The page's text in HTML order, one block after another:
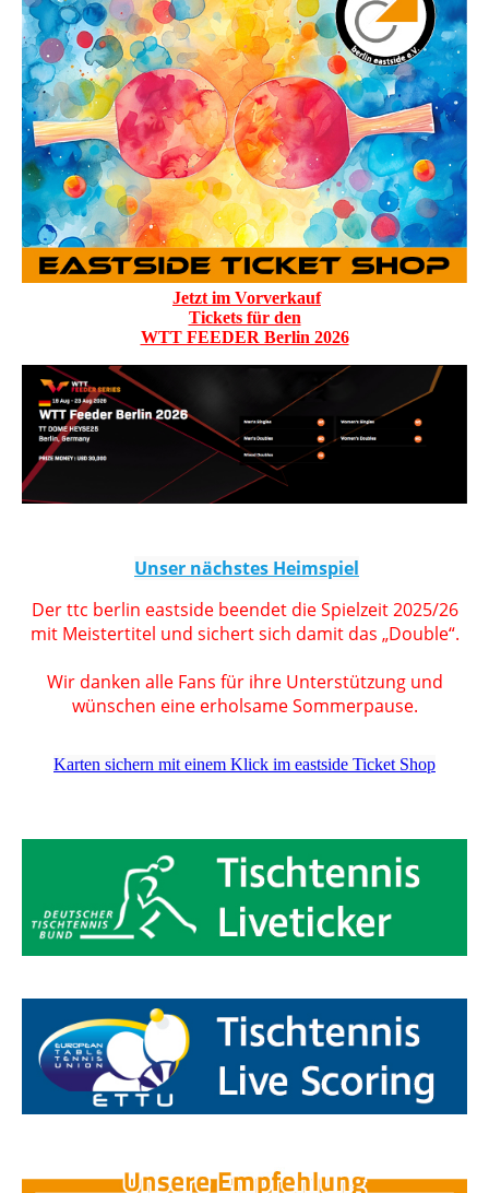
Jetzt im Vorverkauf
Tickets für den
WTT FEEDER Berlin 2026
Unser nächstes Heimspiel
Der ttc berlin eastside beendet die Spielzeit 2025/26
mit Meistertitel und sichert sich damit das „Double“.
Wir danken alle Fans für ihre Unterstützung und
wünschen eine erholsame Sommerpause.
Karten sichern mit einem Klick im eastside Ticket Shop